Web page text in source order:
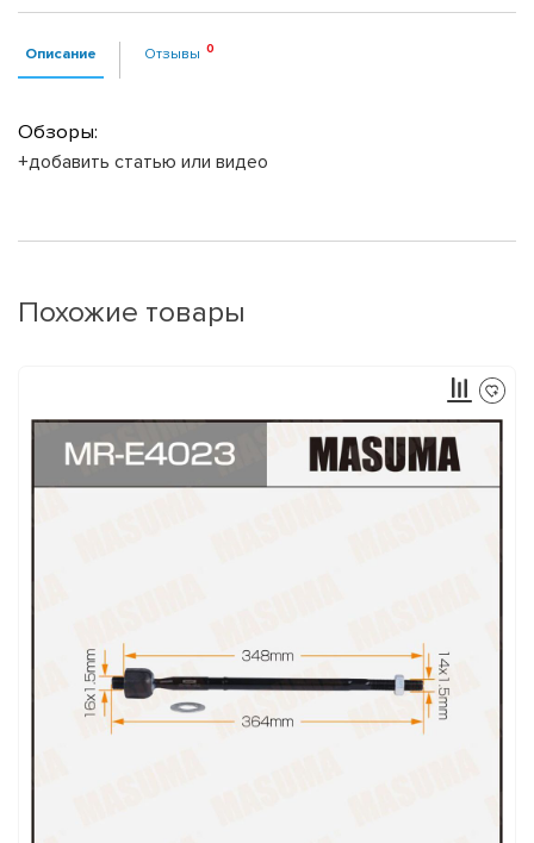
Описание Отзывы
Обзоры:
+добавить статью или видео
Похожие товары